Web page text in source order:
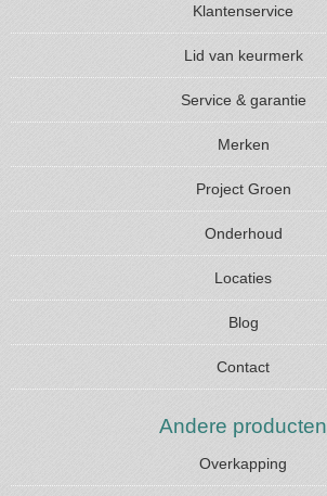
Klantenservice
Lid van keurmerk
Service & garantie
Merken
Project Groen
Onderhoud
Locaties
Blog
Contact
Andere producten
Overkapping